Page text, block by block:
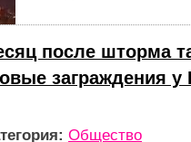
после шторма
заграждения
Общество